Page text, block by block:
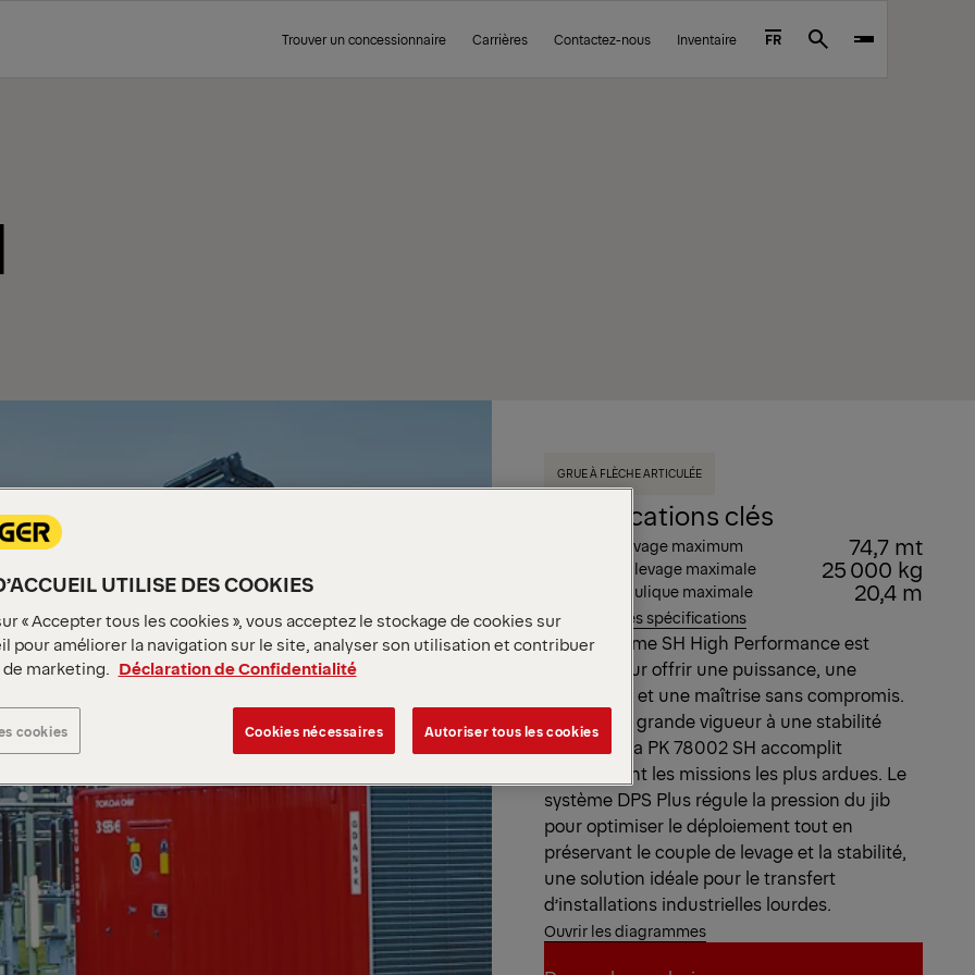
Trouver un concessionnaire Carrières Contactez-nous Inventaire FR Search
GRUE À FLÈCHE ARTICULÉE
Spécifications clés
Couple de levage maximum 74,7 mt
Capacité de levage maximale 25 000 kg
Portée hydraulique maximale 20,4 m
Voir toutes les spécifications
Notre gamme SH High Performance est
conçue pour offrir une puissance, une
endurance et une maîtrise sans compromis.
Alliant une grande vigueur à une stabilité
éprouvée, la PK 78002 SH accomplit
sereinement les missions les plus ardues. Le
système DPS Plus régule la pression du jib
pour optimiser le déploiement tout en
préservant le couple de levage et la stabilité,
une solution idéale pour le transfert
d’installations industrielles lourdes.
Ouvrir les diagrammes
UTILISE DES COOKIES
« Accepter tous les cookies », vous acceptez le stockage de cookies sur
pour améliorer la navigation sur le site, analyser son utilisation et contribuer
marketing.
Déclaration de Confidentialité
cookies Cookies nécessaires Autoriser tous les cookies